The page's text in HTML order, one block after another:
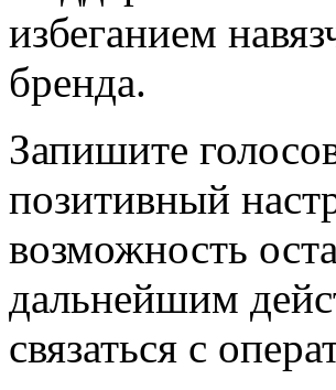
избеганием
бренда.
Запишите
позитивный
возможность
дальнейшим
связаться с